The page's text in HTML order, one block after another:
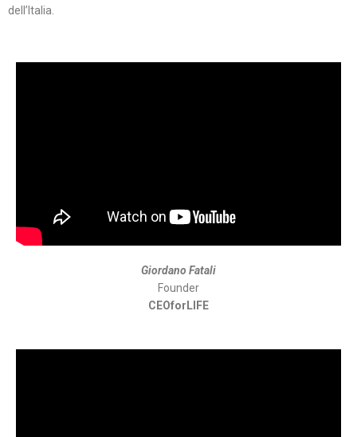
dell’Italia.
Giordano Fatali
Founder
CEOforLIFE